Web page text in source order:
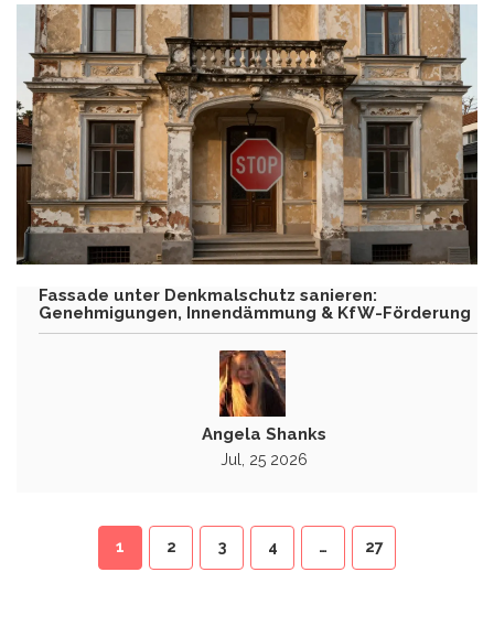
Fassade unter Denkmalschutz sanieren:
Genehmigungen, Innendämmung & KfW-Förderung
Angela Shanks
Jul, 25 2026
1 2 3 4 … 27